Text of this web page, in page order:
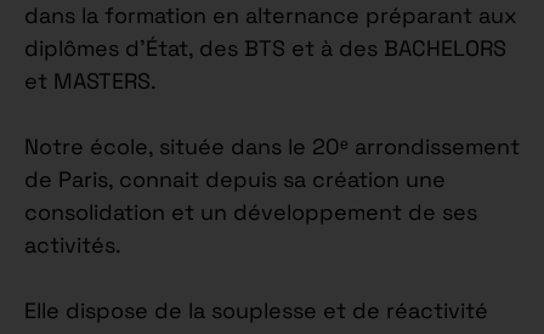
dans la formation en alternance préparant aux
diplômes d’État, des BTS et à des BACHELORS
et MASTERS.
Notre école, située dans le 20ᵉ arrondissement
de Paris, connait depuis sa création une
consolidation et un développement de ses
activités.
Elle dispose de la souplesse et de réactivité